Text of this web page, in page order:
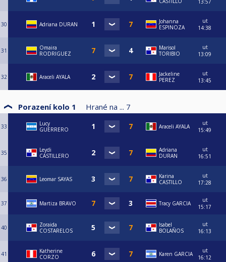
13:57
30 Adriana DURAN
Johanna
ESPINOZA
ut
14:38
31
Omaira
RODRIGUEZ
Marisol
TORIBIO
ut
13:09
32 Araceli AYALA
Jackeline
PEREZ
ut
13:45
Porazení kolo 1 Hrané na ... 7
33
Lucy
GUERRERO
Araceli AYALA
ut
15:49
35
Leydi
CASTILLERO
Adriana
DURAN
ut
16:51
36 Leomar SAYAS
Karina
CASTILLO
ut
17:28
37 Martiza BRAVO Tracy GARCIA
ut
15:17
40
Zoraida
COSTARELOS
Isabel
BOLAÑOS
ut
16:13
41
Katherine
CORZO
Karen GARCIA
ut
16:12